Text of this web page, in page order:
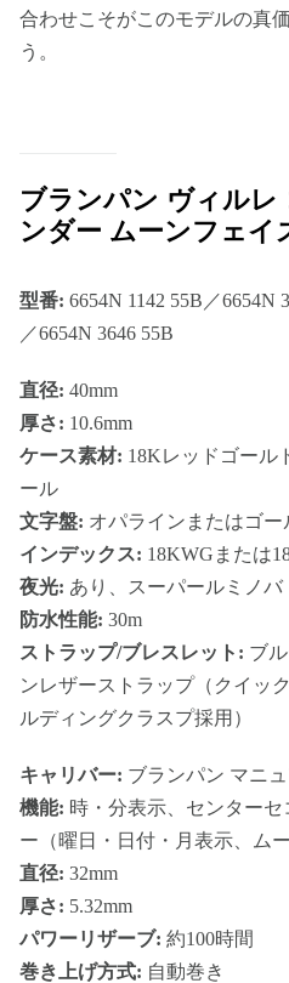
合わせこそがこのモデルの真
う。
ブランパン ヴィルレ
ンダー ムーンフェイ
型番: 6654N 1142 55B／6654N
／6654N 3646 55B
直径: 40mm
厚さ: 10.6mm
ケース素材: 18Kレッドゴール
ール
文字盤: オパラインまたはゴ
インデックス: 18KWGまたは
夜光: あり、スーパールミノバ
防水性能: 30m
ストラップ/ブレスレット: ブ
ンレザーストラップ（クイッ
ルディングクラスプ採用）
キャリバー: ブランパン マニ
機能: 時・分表示、センター
ー（曜日・日付・月表示、ム
直径: 32mm
厚さ: 5.32mm
パワーリザーブ: 約100時間
巻き上げ方式: 自動巻き